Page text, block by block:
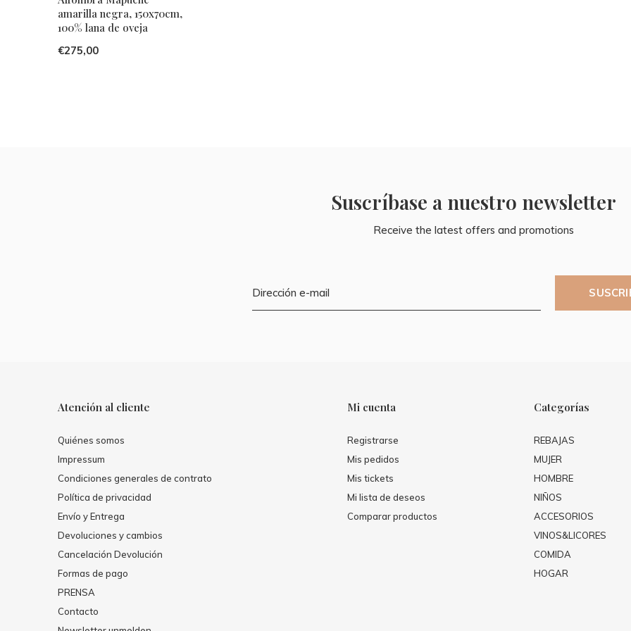
amarilla negra, 150x70cm,
100% lana de oveja
€275,00
Suscríbase a nuestro newsletter
Receive the latest offers and promotions
Atención al cliente
Quiénes somos
Impressum
Condiciones generales de contrato
Política de privacidad
Envío y Entrega
Devoluciones y cambios
Cancelación Devolución
Formas de pago
PRENSA
Contacto
Mi cuenta
Registrarse
Mis pedidos
Mis tickets
Mi lista de deseos
Comparar productos
Categorías
REBAJAS
MUJER
HOMBRE
NIÑOS
ACCESORIOS
VINOS&LICORES
COMIDA
HOGAR